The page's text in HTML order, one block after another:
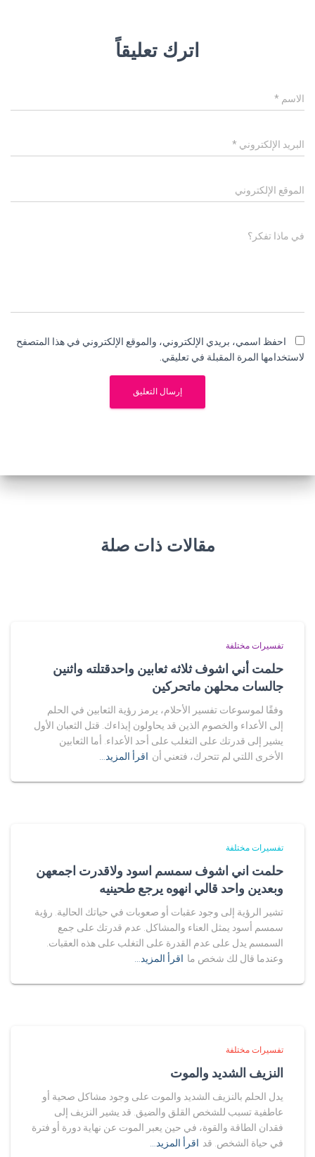
اترك تعليقاً
الاسم *
البريد الإلكتروني *
الموقع الإلكتروني
في ماذا تفكر؟
احفظ اسمي، بريدي الإلكتروني، والموقع الإلكتروني في هذا المتصفح
لاستخدامها المرة المقبلة في تعليقي.
مقالات ذات صلة
تفسيرات مختلفة
حلمت أني اشوف ثلاثه ثعابين واحدقتلته واثنين
جالسات محلهن ماتحركين
وفقًا لموسوعات تفسير الأحلام، يرمز رؤية الثعابين في الحلم
إلى الأعداء والخصوم الذين قد يحاولون إيذاءك. قتل الثعبان الأول
يشير إلى قدرتك على التغلب على أحد الأعداء. أما الثعابين
الأخرى اللتي لم تتحرك، فتعني أن اقرأ المزيد…
تفسيرات مختلفة
حلمت اني اشوف سمسم اسود ولاقدرت اجمعهن
وبعدين واحد قالي انهوه يرجع طحينيه
تشير الرؤية إلى وجود عقبات أو صعوبات في حياتك الحالية. رؤية
سمسم أسود يمثل العناء والمشاكل. عدم قدرتك على جمع
السمسم يدل على عدم القدرة على التغلب على هذه العقبات.
وعندما قال لك شخص ما اقرأ المزيد…
تفسيرات مختلفة
النزيف الشديد والموت
يدل الحلم بالنزيف الشديد والموت على وجود مشاكل صحية أو
عاطفية تسبب للشخص القلق والضيق. قد يشير النزيف إلى
فقدان الطاقة والقوة، في حين يعبر الموت عن نهاية دورة أو فترة
في حياة الشخص. قد اقرأ المزيد…